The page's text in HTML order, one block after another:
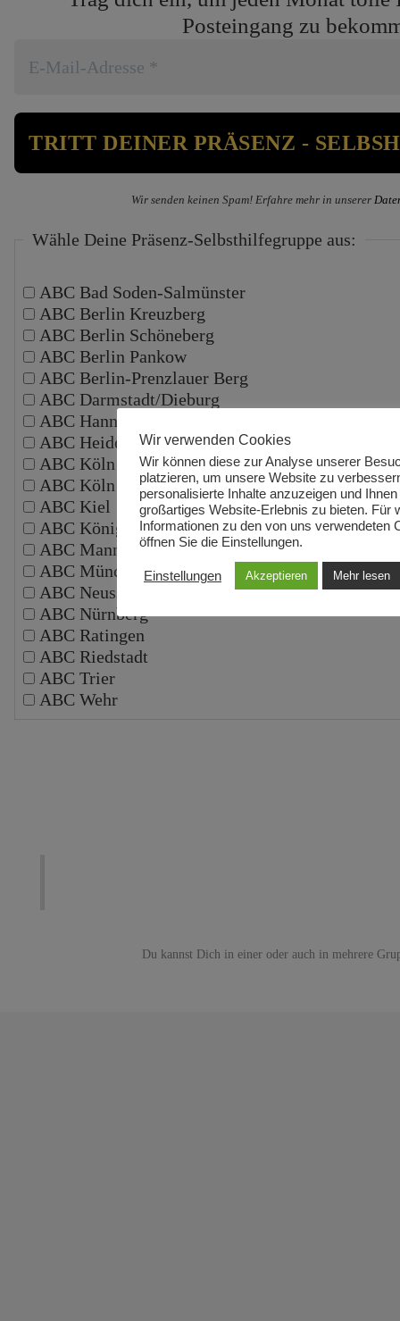
Posteingang zu
Wir senden keinen Spam! Erfahre mehr in unserer
Wähle Deine Präsenz-Selbsthilfegruppe aus:
ABC Bad Soden-Salmünster
ABC Berlin Kreuzberg
ABC Berlin Schöneberg
ABC Berlin Pankow
ABC Berlin-Prenzlauer Berg
ABC Darmstadt/Dieburg
ABC Hannover
ABC Heidelberg
ABC Köln
ABC Köln Schälsick
ABC Kiel
ABC Königswinter
ABC Mannheim
ABC München
ABC Neuss
ABC Nürnberg
ABC Ratingen
ABC Riedstadt
ABC Trier
ABC Wehr
Du kannst Dich in einer oder auch in mehrere
Wir verwenden Cookies
Wir können diese zur Analyse unserer
platzieren, um unsere Website zu
personalisierte Inhalte anzuzeigen und Ihnen
großartiges Website-Erlebnis zu bieten. Für
Informationen zu den von uns verwendeten
öffnen Sie die Einstellungen.
Einstellungen Akzeptieren Mehr lesen